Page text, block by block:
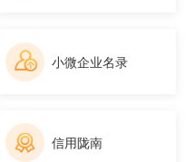
小微企业名录
信用陇南